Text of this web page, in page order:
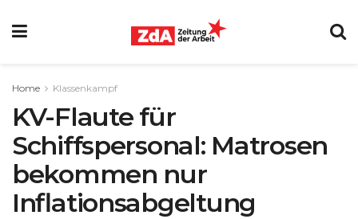
Home Klassenkampf
KV-Flaute für
Schiffspersonal: Matrosen
bekommen nur
Inflationsabgeltung